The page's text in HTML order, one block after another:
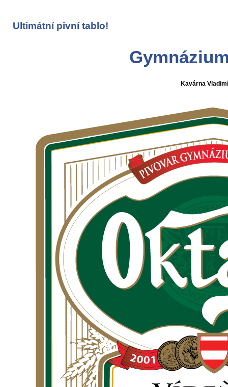
Ultimátní pivní tablo!
Kavárna